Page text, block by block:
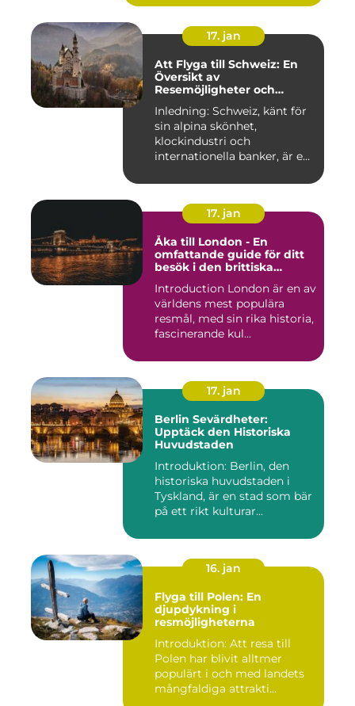
17. jan
Att Flyga till Schweiz: En
Översikt av
Resemöjligheter och
Nackdelar
Inledning: Schweiz, känt för
sin alpina skönhet,
klockindustri och
internationella banker, är en
17. jan
Åka till London - En
omfattande guide för ditt
besök i den brittiska
Introduction London är en av
världens mest populära
resmål, med sin rika historia,
fascinerande kul...
17. jan
Berlin Sevärdheter:
Upptäck den Historiska
Huvudstaden
Introduktion: Berlin, den
historiska huvudstaden i
Tyskland, är en stad som bär
på ett rikt kulturar...
16. jan
Flyga till Polen: En
djupdykning i
resmöjligheterna
Introduktion: Att resa till
Polen har blivit alltmer
populärt i och med landets
mångfaldiga attrakti...